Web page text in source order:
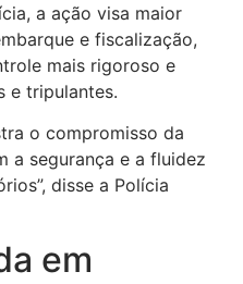
a ação visa maior
e fiscalização,
mais rigoroso e
e tripulantes.
o compromisso da
a segurança e a fluidez
disse a Polícia
em